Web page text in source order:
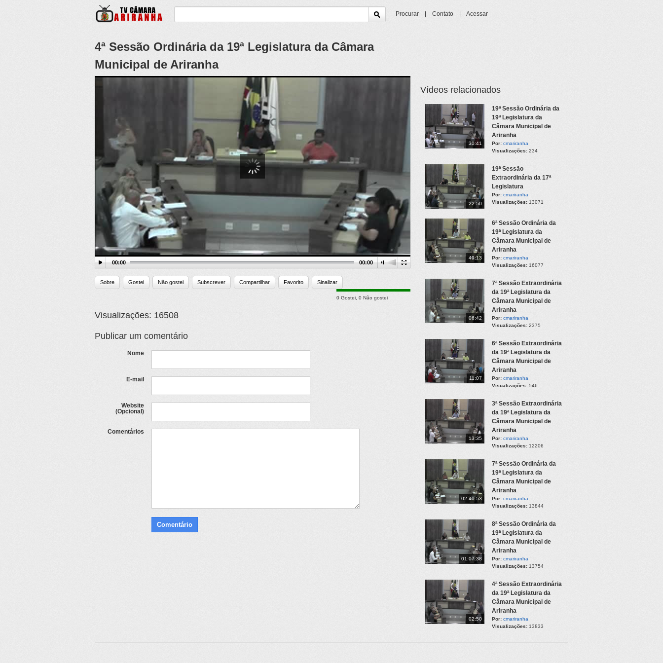
Procurar Contato Acessar
4ª Sessão Ordinária da 19ª Legislatura da Câmara
Municipal de Ariranha
00:00 00:00
Sobre Gostei Não gostei Subscrever Compartilhar Favorito Sinalizar
0 Gostei 0 Não gostei
Visualizações: 16508
Publicar um comentário
Nome
E-mail
Website
(Opcional)
Comentários
Vídeos relacionados
30:41
19ª Sessão Ordinária da
19ª Legislatura da
Câmara Municipal de
Ariranha
Por: cmariranha
Visualizações: 234
22:50
19ª Sessão
Extraordinária da 17ª
Legislatura
Por: cmariranha
Visualizações: 13071
49:13
6ª Sessão Ordinária da
19ª Legislatura da
Câmara Municipal de
Ariranha
Por: cmariranha
Visualizações: 16077
06:42
7ª Sessão Extraordinária
da 19ª Legislatura da
Câmara Municipal de
Ariranha
Por: cmariranha
Visualizações: 2375
11:07
6ª Sessão Extraordinária
da 19ª Legislatura da
Câmara Municipal de
Ariranha
Por: cmariranha
Visualizações: 546
13:35
3ª Sessão Extraordinária
da 19ª Legislatura da
Câmara Municipal de
Ariranha
Por: cmariranha
Visualizações: 12206
02:40:53
7ª Sessão Ordinária da
19ª Legislatura da
Câmara Municipal de
Ariranha
Por: cmariranha
Visualizações: 13844
01:07:38
8ª Sessão Ordinária da
19ª Legislatura da
Câmara Municipal de
Ariranha
Por: cmariranha
Visualizações: 13754
02:50
4ª Sessão Extraordinária
da 19ª Legislatura da
Câmara Municipal de
Ariranha
Por: cmariranha
Visualizações: 13833